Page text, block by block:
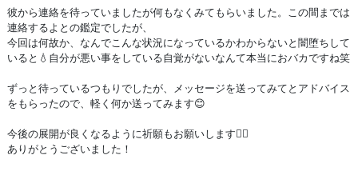
彼から連絡を待っていましたが何もなくみてもらいました。この間までは
連絡するよとの鑑定でしたが、
今回は何故か、なんでこんな状況になっているかわからないと闇堕ちして
いると💧自分が悪い事をしている自覚がないなんて本当におバカですね笑
ずっと待っているつもりでしたが、メッセージを送ってみてとアドバイス
をもらったので、軽く何か送ってみます😊
今後の展開が良くなるように祈願もお願いします🙇‍♀️
ありがとうございました！